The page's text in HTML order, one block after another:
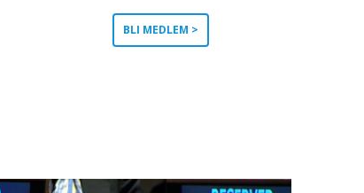
BLI MEDLEM >